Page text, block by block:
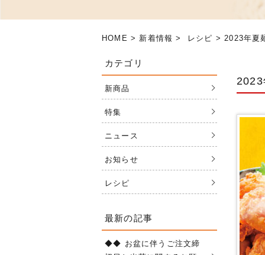
HOME > 新着情報 > レシピ > 2023年夏
カテゴリ
新商品
特集
ニュース
お知らせ
レシピ
最新の記事
◆◆ お盆に伴うご注文締